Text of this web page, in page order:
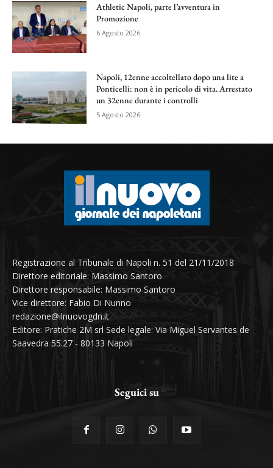
Athletic Napoli, parte l’avventura in
Promozione
6 Agosto 2026
Napoli, 12enne accoltellato dopo una lite a
Ponticelli: non è in pericolo di vita. Arrestato
un 32enne durante i controlli
5 Agosto 2026
Registrazione al Tribunale di Napoli n. 51 del 21/11/2018
Direttore editoriale: Massimo Santoro
Direttore responsabile: Massimo Santoro
Vice direttore: Fabio Di Nunno
redazione@ilnuovogdn.it
Editore: Pratiche 2M srl Sede legale: Via Miguel Servantes de
Saavedra 55.27 - 80133 Napoli
Seguici su